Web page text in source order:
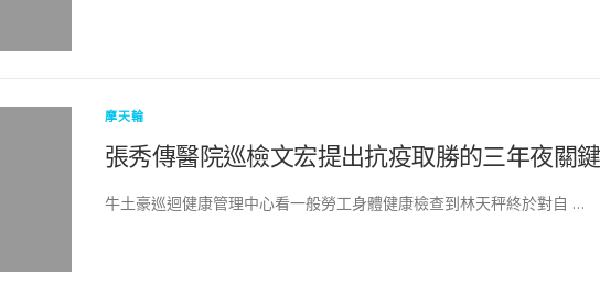
摩天輪
張秀傳醫院巡檢文宏提出抗疫取勝的三年夜關鍵
牛土豪巡迴健康管理中心看一般勞工身體健康檢查到林天秤終於對自 …